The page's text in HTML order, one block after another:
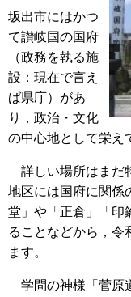
坂出市にはかつ
て讃岐国の国府
（政務を執る施
設：現在で言え
ば県庁）があ
り，政治・文化
の中心地として栄え
詳しい場所はまだ
地区には国府に関係
堂」や「正倉」「印
ることなどから，令
ます。
学問の神様「菅原